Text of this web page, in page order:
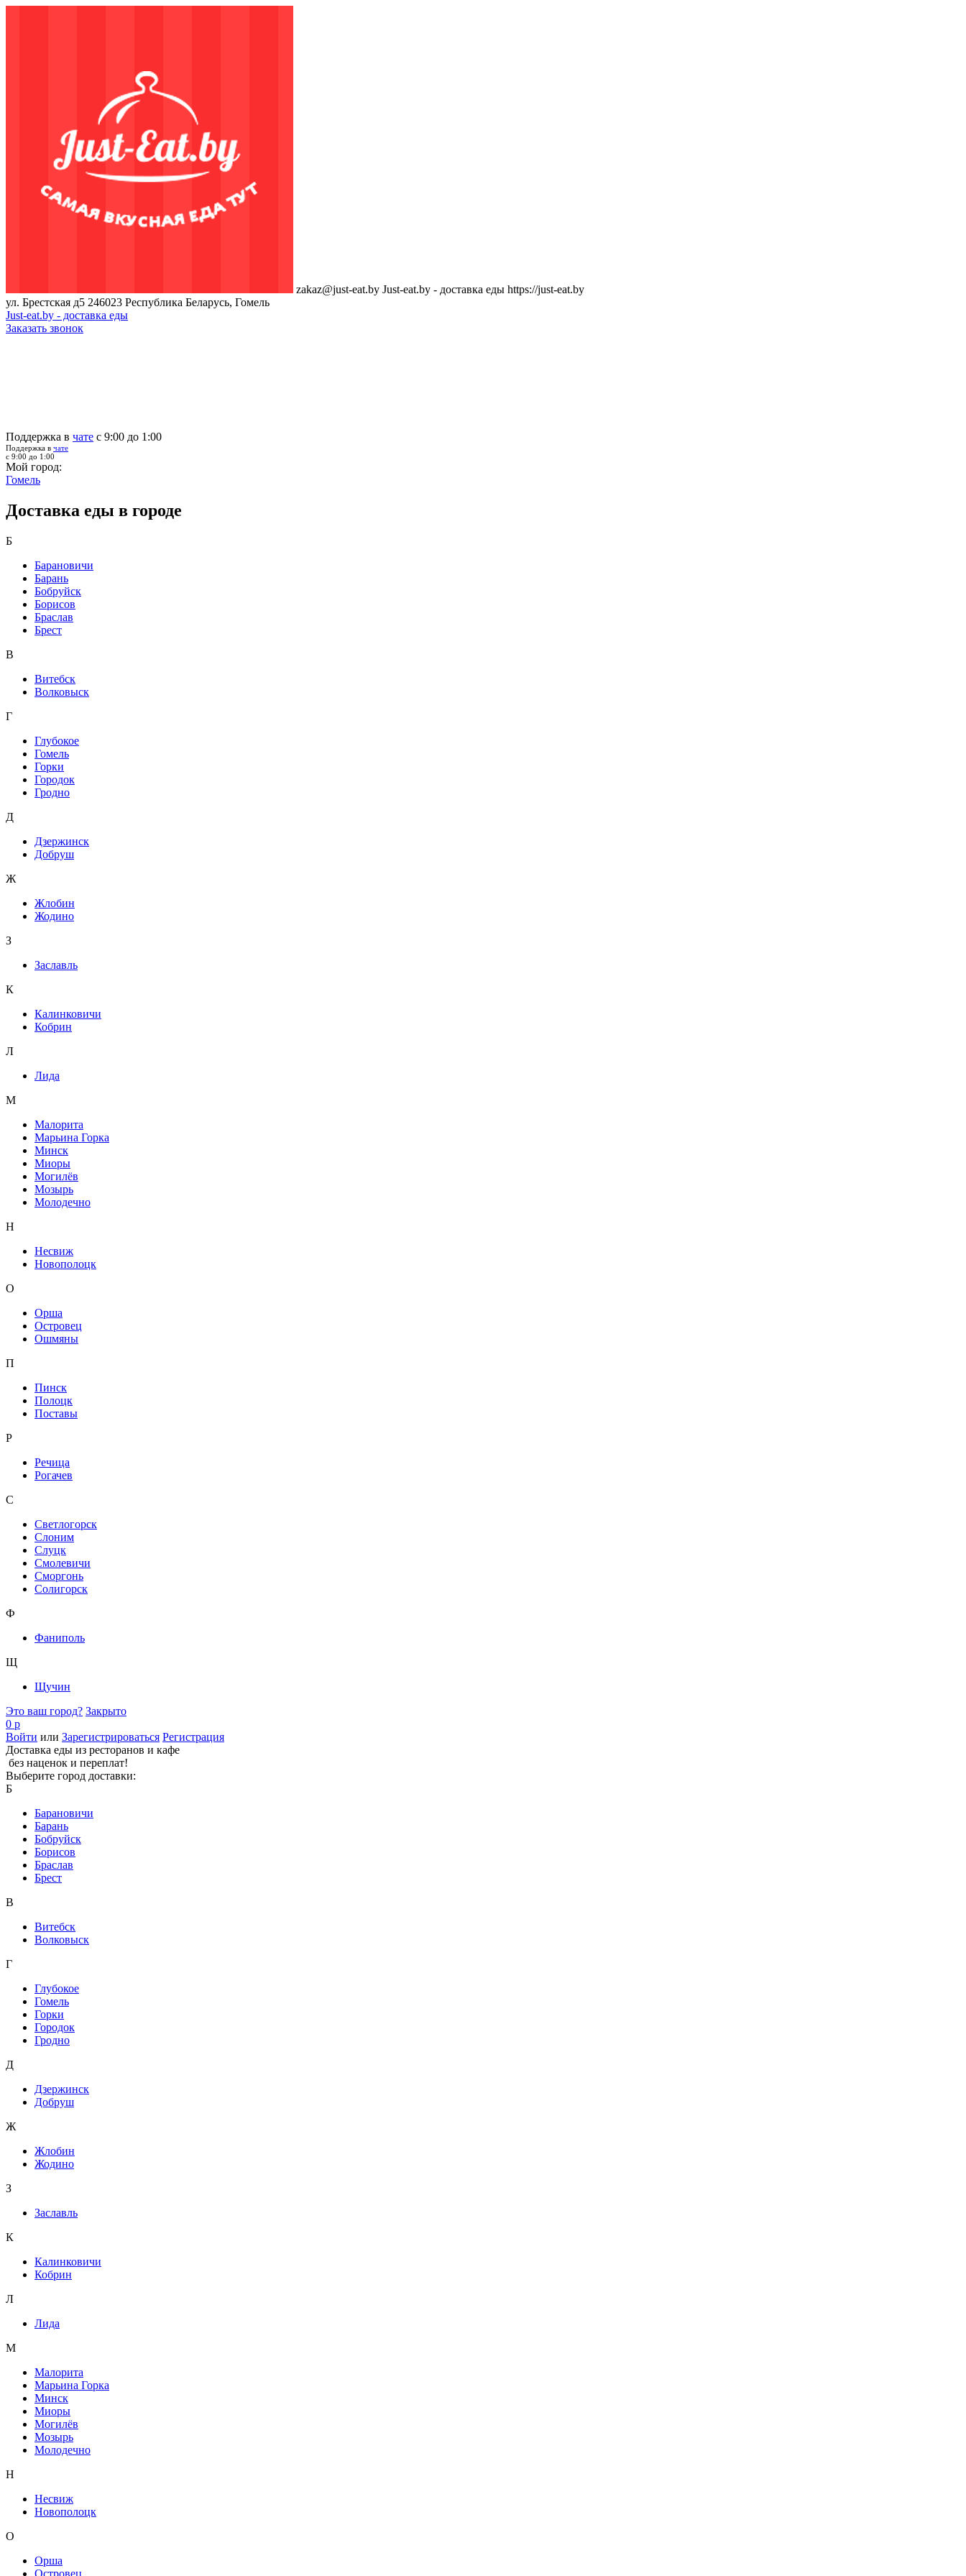
zakaz@just-eat.by Just-eat.by - доставка еды https://just-eat.by
ул. Брестская д5 246023 Республика Беларусь, Гомель
Just-eat.by - доставка еды
Заказать звонок
Поддержка в чате с 9:00 до 1:00
Поддержка в чате
с 9:00 до 1:00
Мой город:
Гомель
Доставка еды в городе
Б
Барановичи
Барань
Бобруйск
Борисов
Браслав
Брест
В
Витебск
Волковыск
Г
Глубокое
Гомель
Горки
Городок
Гродно
Д
Дзержинск
Добруш
Ж
Жлобин
Жодино
З
Заславль
К
Калинковичи
Кобрин
Л
Лида
М
Малорита
Марьина Горка
Минск
Миоры
Могилёв
Мозырь
Молодечно
Н
Несвиж
Новополоцк
О
Орша
Островец
Ошмяны
П
Пинск
Полоцк
Поставы
Р
Речица
Рогачев
С
Светлогорск
Слоним
Слуцк
Смолевичи
Сморгонь
Солигорск
Ф
Фаниполь
Щ
Щучин
Это ваш город? Закрыто
0 р
Войти или Зарегистрироваться Регистрация
Доставка еды из ресторанов и кафе
без наценок и переплат!
Выберите город доставки:
Б
Барановичи
Барань
Бобруйск
Борисов
Браслав
Брест
В
Витебск
Волковыск
Г
Глубокое
Гомель
Горки
Городок
Гродно
Д
Дзержинск
Добруш
Ж
Жлобин
Жодино
З
Заславль
К
Калинковичи
Кобрин
Л
Лида
М
Малорита
Марьина Горка
Минск
Миоры
Могилёв
Мозырь
Молодечно
Н
Несвиж
Новополоцк
О
Орша
Островец